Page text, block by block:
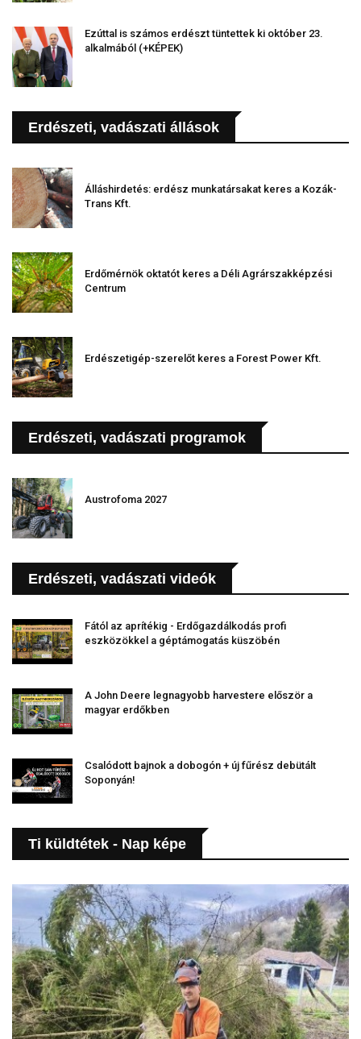
Ezúttal is számos erdészt tüntettek ki október 23.
alkalmából (+KÉPEK)
Erdészeti, vadászati állások
Álláshirdetés: erdész munkatársakat keres a Kozák-
Trans Kft.
Erdőmérnök oktatót keres a Déli Agrárszakképzési
Centrum
Erdészetigép-szerelőt keres a Forest Power Kft.
Erdészeti, vadászati programok
Austrofoma 2027
Erdészeti, vadászati videók
Fától az aprítékig - Erdőgazdálkodás profi
eszközökkel a géptámogatás küszöbén
A John Deere legnagyobb harvestere először a
magyar erdőkben
Csalódott bajnok a dobogón + új fűrész debütált
Soponyán!
Ti küldtétek - Nap képe